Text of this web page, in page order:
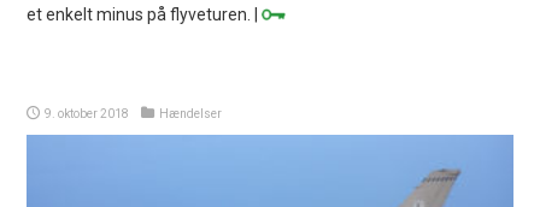
et enkelt minus på flyveturen. |
9. oktober 2018 Hændelser